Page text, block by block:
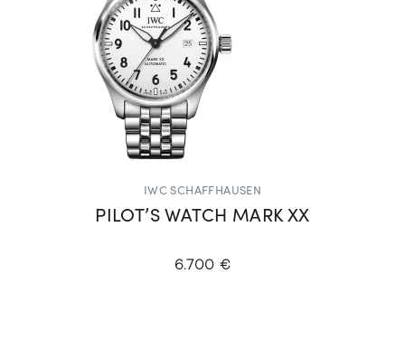
IWC SCHAFFHAUSEN
PILOT’S WATCH MARK XX
6.700 €